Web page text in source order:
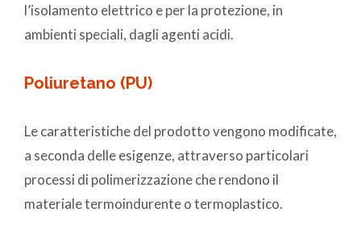
l’isolamento elettrico e per la protezione, in
ambienti speciali, dagli agenti acidi.
Poliuretano (PU)
Le caratteristiche del prodotto vengono modificate,
a seconda delle esigenze, attraverso particolari
processi di polimerizzazione che rendono il
materiale termoindurente o termoplastico.